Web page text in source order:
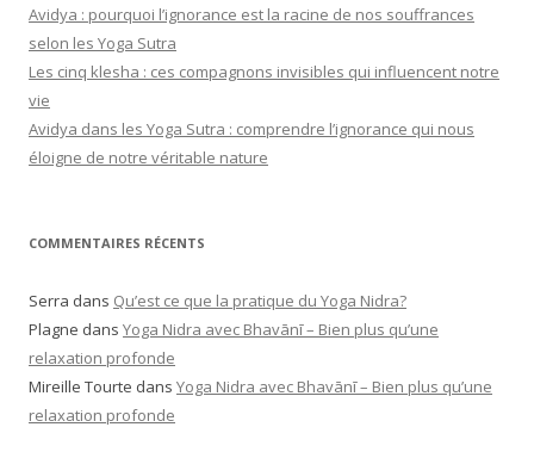
Avidya : pourquoi l’ignorance est la racine de nos souffrances
selon les Yoga Sutra
Les cinq klesha : ces compagnons invisibles qui influencent notre
vie
Avidya dans les Yoga Sutra : comprendre l’ignorance qui nous
éloigne de notre véritable nature
COMMENTAIRES RÉCENTS
Serra dans Qu’est ce que la pratique du Yoga Nidra?
Plagne dans Yoga Nidra avec Bhavānī – Bien plus qu’une
relaxation profonde
Mireille Tourte dans Yoga Nidra avec Bhavānī – Bien plus qu’une
relaxation profonde